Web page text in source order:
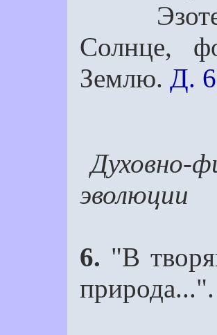
Солнце,
Землю. Д.
Духовно-
эволюции
6. "В